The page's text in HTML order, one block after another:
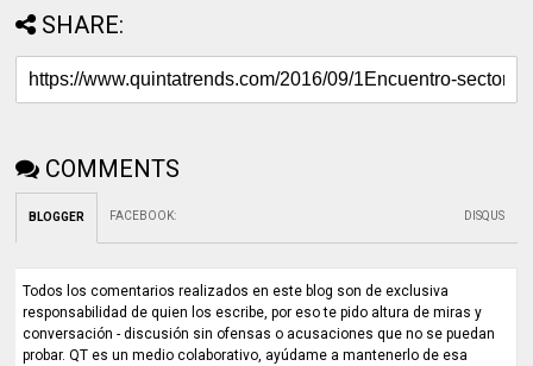
SHARE:
COMMENTS
BLOGGER FACEBOOK: DISQUS
Todos los comentarios realizados en este blog son de exclusiva
responsabilidad de quien los escribe, por eso te pido altura de miras y
conversación - discusión sin ofensas o acusaciones que no se puedan
probar. QT es un medio colaborativo, ayúdame a mantenerlo de esa